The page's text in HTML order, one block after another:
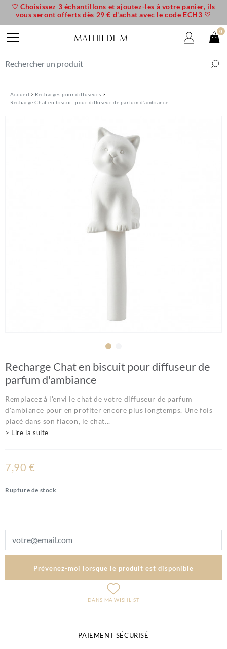
Accueil
Recharges pour diffuseurs
Recharge Chat en biscuit pour diffuseur de parfum d'ambiance
Recharge Chat en biscuit pour diffuseur de
parfum d'ambiance
Remplacez à l'envi le chat de votre diffuseur de parfum
d'ambiance pour en profiter encore plus longtemps. Une fois
placé dans son flacon, le chat...
> Lire la suite
7,90 €
Rupture de stock
Prévenez-moi lorsque le produit est disponible
DANS MA WISHLIST
PAIEMENT SÉCURISÉ
♡ Choisissez 3 échantillons et ajoutez-les à votre panier, ils
vous seront offerts dès 29 € d'achat avec le code ECH3 ♡
0